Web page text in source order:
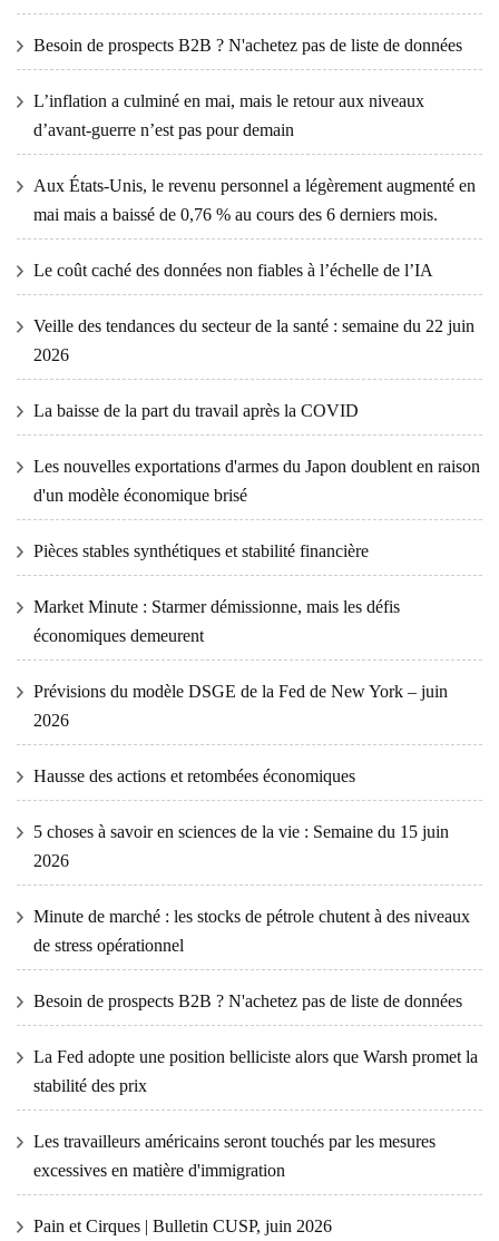
Besoin de prospects B2B ? N'achetez pas de liste de données
L’inflation a culminé en mai, mais le retour aux niveaux
d’avant-guerre n’est pas pour demain
Aux États-Unis, le revenu personnel a légèrement augmenté en
mai mais a baissé de 0,76 % au cours des 6 derniers mois.
Le coût caché des données non fiables à l’échelle de l’IA
Veille des tendances du secteur de la santé : semaine du 22 juin
2026
La baisse de la part du travail après la COVID
Les nouvelles exportations d'armes du Japon doublent en raison
d'un modèle économique brisé
Pièces stables synthétiques et stabilité financière
Market Minute : Starmer démissionne, mais les défis
économiques demeurent
Prévisions du modèle DSGE de la Fed de New York – juin
2026
Hausse des actions et retombées économiques
5 choses à savoir en sciences de la vie : Semaine du 15 juin
2026
Minute de marché : les stocks de pétrole chutent à des niveaux
de stress opérationnel
Besoin de prospects B2B ? N'achetez pas de liste de données
La Fed adopte une position belliciste alors que Warsh promet la
stabilité des prix
Les travailleurs américains seront touchés par les mesures
excessives en matière d'immigration
Pain et Cirques | Bulletin CUSP, juin 2026